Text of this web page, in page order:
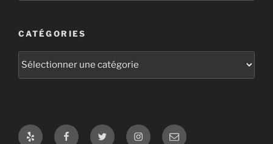
CATÉGORIES
Yelp FacebookTwitter Instagram
E-